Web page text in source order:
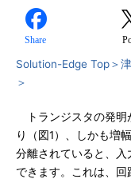
Share
Solution-Edge Top＞
＞
トランジスタの発明
り（図1）、しかも増
分離されていると、
できます。これは、